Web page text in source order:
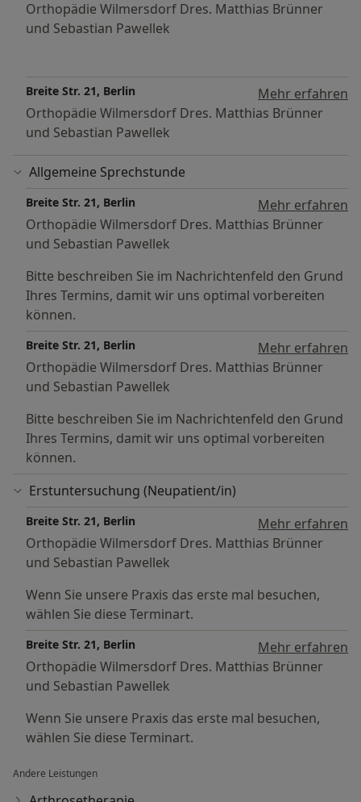
Orthopädie Wilmersdorf Dres. Matthias Brünner
und Sebastian Pawellek
Breite Str. 21, Berlin
Mehr erfahren
Orthopädie Wilmersdorf Dres. Matthias Brünner
und Sebastian Pawellek
Allgemeine Sprechstunde
Breite Str. 21, Berlin
Mehr erfahren
Orthopädie Wilmersdorf Dres. Matthias Brünner
und Sebastian Pawellek
Bitte beschreiben Sie im Nachrichtenfeld den Grund
Ihres Termins, damit wir uns optimal vorbereiten
können.
Breite Str. 21, Berlin
Mehr erfahren
Orthopädie Wilmersdorf Dres. Matthias Brünner
und Sebastian Pawellek
Bitte beschreiben Sie im Nachrichtenfeld den Grund
Ihres Termins, damit wir uns optimal vorbereiten
können.
Erstuntersuchung (Neupatient/in)
Breite Str. 21, Berlin
Mehr erfahren
Orthopädie Wilmersdorf Dres. Matthias Brünner
und Sebastian Pawellek
Wenn Sie unsere Praxis das erste mal besuchen,
wählen Sie diese Terminart.
Breite Str. 21, Berlin
Mehr erfahren
Orthopädie Wilmersdorf Dres. Matthias Brünner
und Sebastian Pawellek
Wenn Sie unsere Praxis das erste mal besuchen,
wählen Sie diese Terminart.
Andere Leistungen